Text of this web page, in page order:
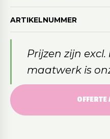
ARTIKELNUMMER
Prijzen zijn excl.
maatwerk is